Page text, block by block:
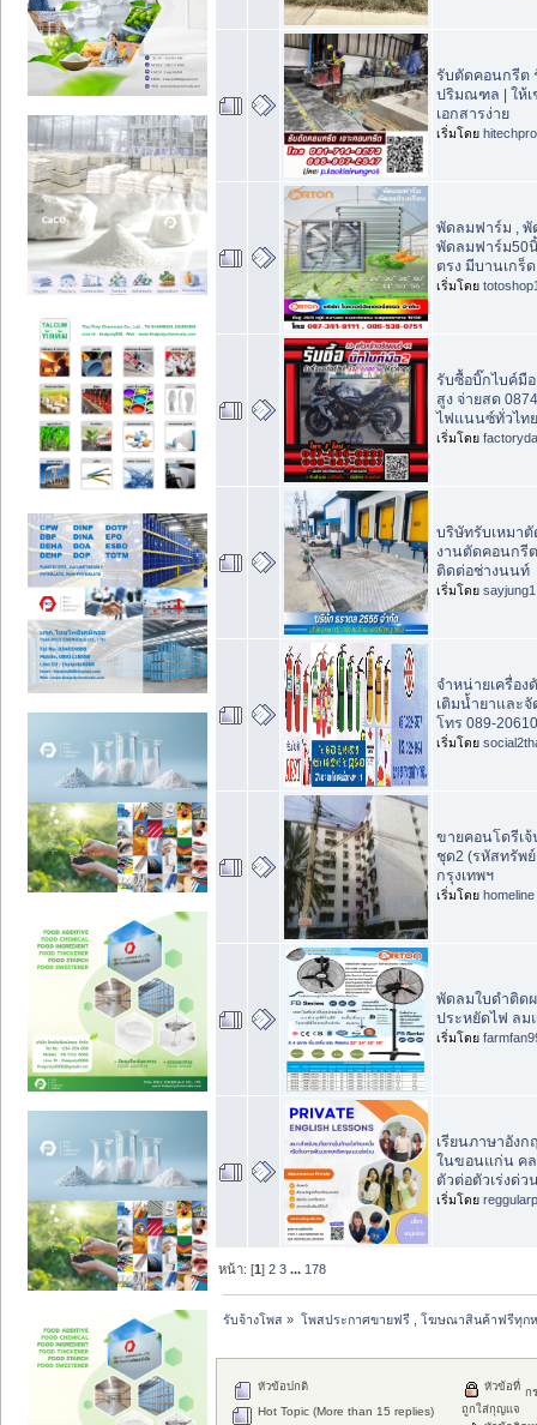
รับตัดคอนกรีต
ปริมณฑล | ให้เ
เอกสารง่าย
เริ่มโดย
พัดลมฟาร์ม , พั
พัดลมฟาร์ม50
ตรง มีบานเกร็ด
เริ่มโดย
รับซื้อบิ๊กไบค์มื
สูง จ่ายสด
ไฟแนนซ์ทั่วไท
เริ่มโดย
บริษัทรับเหมา
งานตัดคอนกรี
ติดต่อช่างนนท์
เริ่มโดย sayjung1
จำหน่ายเครื่อง
เติมน้ำยาและ
โทร 089-
เริ่มโดย
ขายคอนโดรีเ
ชุด2 (รหัสทรัพ
กรุงเทพฯ
เริ่มโดย homeline
พัดลมใบดำติด
ประหยัดไฟ ลม
เริ่มโดย
เรียนภาษาอังก
ในขอนแก่น คล
ตัวต่อตัวเร่งด่ว
เริ่มโดย
หน้า: [1]2 3 ... 178
รับจ้างโพส » โพสประกาศขายฟรี , โฆษณาสินค้าฟรีทุก
ก
หัวข้อปกติ
Hot Topic (More than 15 replies)
หัวข้อที่
ถูกใส่กุญแจ